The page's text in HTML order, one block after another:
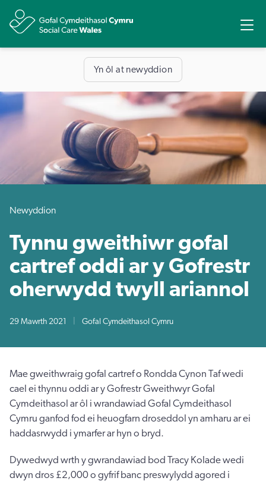
Yn ôl at newyddion
Newyddion
Tynnu gweithiwr gofal
cartref oddi ar y Gofrestr
oherwydd twyll ariannol
29 Mawrth 2021 Gofal Cymdeithasol Cymru
Mae gweithwraig gofal cartref o Rondda Cynon Taf wedi
cael ei thynnu oddi ar y Gofrestr Gweithwyr Gofal
Cymdeithasol ar ôl i wrandawiad Gofal Cymdeithasol
Cymru ganfod fod ei heuogfarn droseddol yn amharu ar ei
haddasrwydd i ymarfer ar hyn o bryd.
Dywedwyd wrth y gwrandawiad bod Tracy Kolade wedi
dwyn dros £2,000 o gyfrif banc preswylydd agored i